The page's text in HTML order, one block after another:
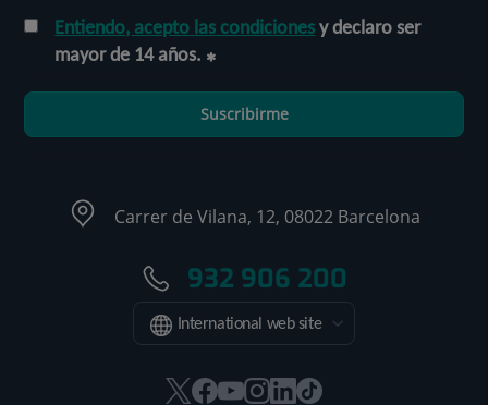
Entiendo, acepto las condicionesy declaro ser
mayor de 14 años.
Suscribirme
Carrer de Vilana, 12, 08022 Barcelona
932 906 200
International web site
EsteEsteEsteEsteEsteEnlace